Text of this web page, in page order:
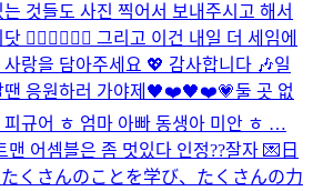
것들도 사진 찍어서 보내주시고 해서
🙇🏻‍♂️🙇🏻‍♂️ 그리고 이건 내일 더 세임에
랑을 담아주세요 💖 감사합니다 🎶일
땐 응원하러 가야제🖤❤️🖤❤️💗둘 곳 없
피규어 ㅎ 엄마 아빠 동생아 미안 ㅎ …
맨 어셈블은 좀 멋있다 인정??잘자 💌 日
くさんのことを学び、たくさんの力